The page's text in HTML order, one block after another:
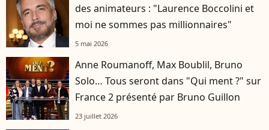
des animateurs : "Laurence Boccolini et
moi ne sommes pas millionnaires"
5 mai 2026
Anne Roumanoff, Max Boublil, Bruno
Solo… Tous seront dans "Qui ment ?" sur
France 2 présenté par Bruno Guillon
23 juillet 2026